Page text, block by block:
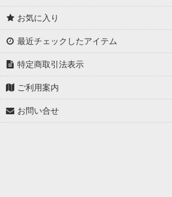
お気に入り
最近チェックしたアイテム
特定商取引法表示
ご利用案内
お問い合せ